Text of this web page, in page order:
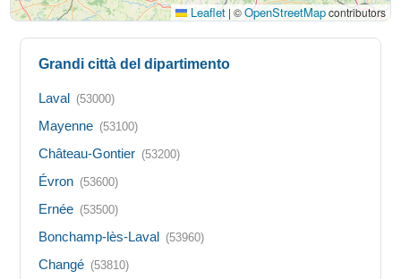
Leaflet | ©OpenStreetMapcontributors
Grandi città del dipartimento
Laval (53000)
Mayenne (53100)
Château-Gontier (53200)
Évron (53600)
Ernée (53500)
Bonchamp-lès-Laval (53960)
Changé (53810)